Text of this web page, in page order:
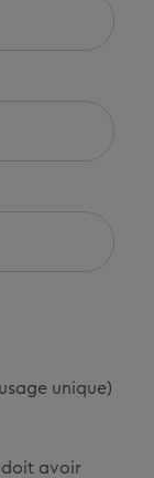
unique)
doit avoir